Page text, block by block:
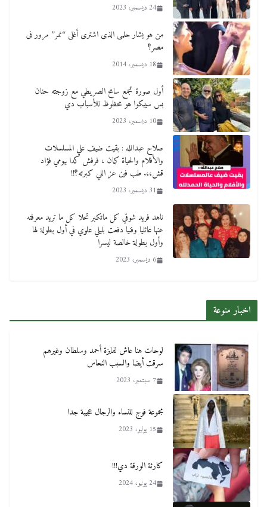
24 ديسمبر، 2023
من هو يشار حلمى الذى اشترى أغلى “نمر” مرور فى
مصر؟
18 ديسمبر، 2014
أول صورة تجمع سامح الصريطي مع زوجته حنان
بس سيبكوا هو محظوظ للأسباب دي
10 ديسمبر، 2023
صلاح عبدالله : بقيت ضيف علي المسلسلات
والأفلام والحياة كمان ، فرفش كدا بيومي فؤاد
قش،،. طب فين عز اللي كبرته؟!!
31 ديسمبر، 2023
ناهد فريد شوقي كل ماتكبر تحلا كل ما تريد معرفته
عنها عائليا وفنيا دفعت بليلي علوي في أول بطولة لها
وأول بطولة خالصة ليسرا
6 ديسمبر، 2023
اخبار منوعة
لوحات هنا عاش لفايزة أحمد وسلطان وغيرهم
سرقت أيضا والسبب النحاس
7 سبتمبر، 2023
مجموعة فوج للنساء والرجال عجيبة جدا
15 يوليو، 2023
كارثة الورقة دي!!!
24 يونيو، 2024